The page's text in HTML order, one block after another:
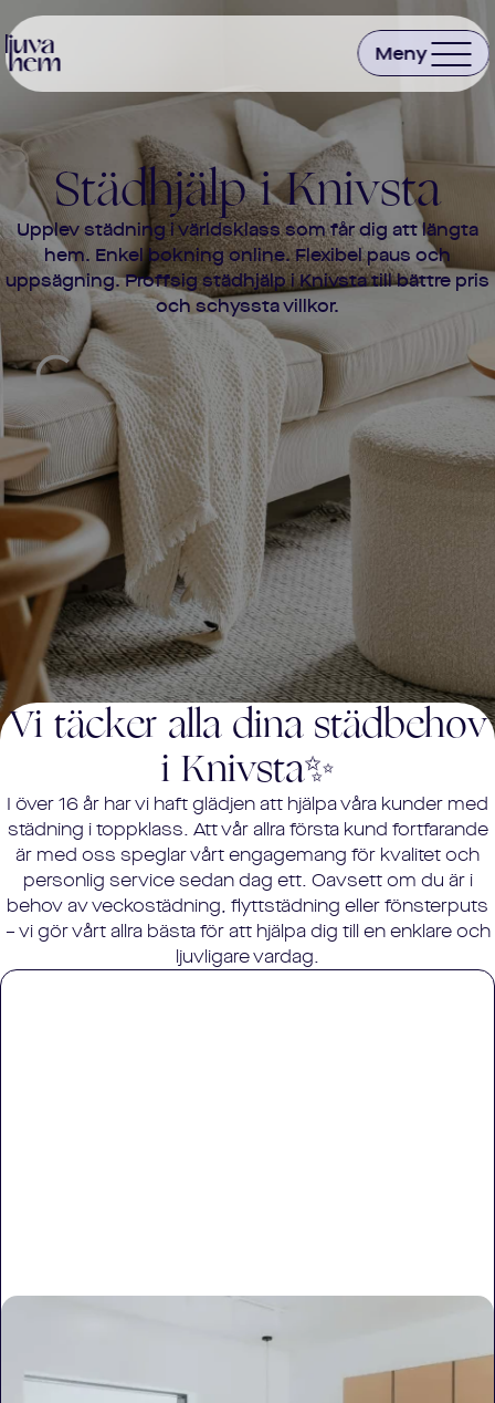
Städhjälp iKnivsta
Upplev städning i världsklass som får dig att längta
hem. Enkel bokning online. Flexibel paus och
uppsägning. Proffsig städhjälp iKnivstatill bättre pris
och schyssta villkor.
Vi täcker alla dina städbehov
i Knivsta✨
I över 16 år har vi haft glädjen att hjälpa våra kunder med
städning i toppklass. Att vår allra första kund fortfarande
är med oss speglar vårt engagemang för kvalitet och
personlig service sedan dag ett. Oavsett om du är i
behov av veckostädning, flyttstädning eller fönsterputs
– vi gör vårt allra bästa för att hjälpa dig till en enklare och
ljuvligare vardag.